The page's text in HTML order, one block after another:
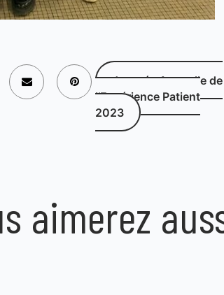
Journée Annuelle de
l’Expérience Patient
2023
aimerez